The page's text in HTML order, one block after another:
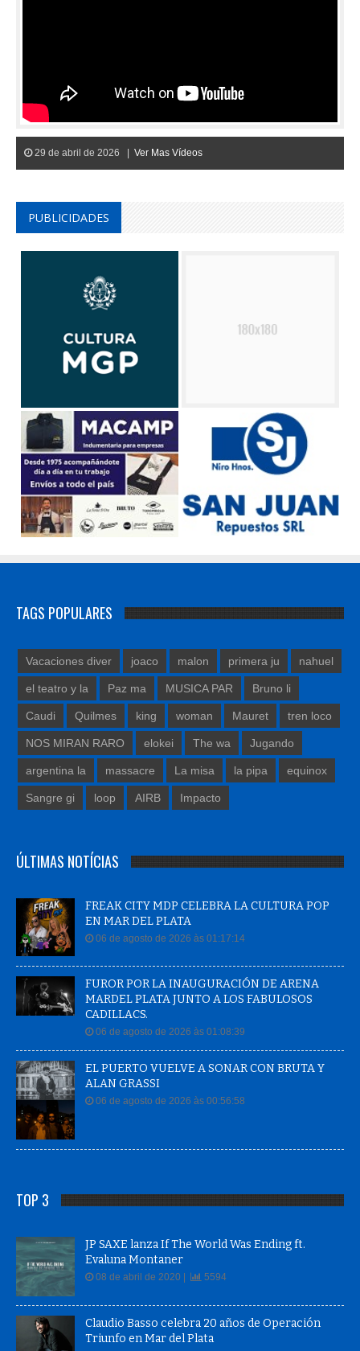
29 de abril de 2026 | Ver Mas Vídeos
PUBLICIDADES
TAGS POPULARES
Vacaciones diver joaco malon primera ju nahuel
el teatro y la Paz ma MUSICA PAR Bruno li
Caudi Quilmes king woman Mauret tren loco
NOS MIRAN RARO elokei The wa Jugando
argentina la massacre La misa la pipa equinox
Sangre gi loop AIRB Impacto
ÚLTIMAS NOTÍCIAS
FREAK CITY MDP CELEBRA LA CULTURA POP
EN MAR DEL PLATA
06 de agosto de 2026 às 01:17:14
FUROR POR LA INAUGURACIÓN DE ARENA
MARDEL PLATA JUNTO A LOS FABULOSOS
CADILLACS.
06 de agosto de 2026 às 01:08:39
EL PUERTO VUELVE A SONAR CON BRUTA Y
ALAN GRASSI
06 de agosto de 2026 às 00:56:58
TOP 3
JP SAXE lanza If The World Was Ending ft.
Evaluna Montaner
08 de abril de 2020 | 5594
Claudio Basso celebra 20 años de Operación
Triunfo en Mar del Plata